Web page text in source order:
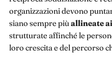
organizzazioni devono
siano sempre più allineate
strutturate affinché le
loro crescita e del percorso